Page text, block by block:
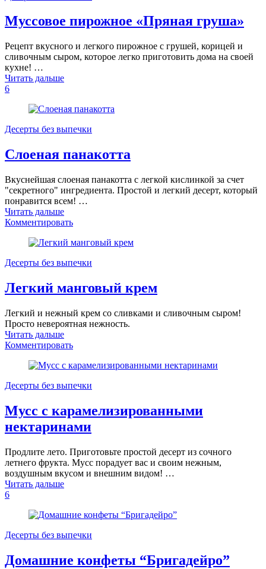
Муссовое пирожное «Пряная груша»
Рецепт вкусного и легкого пирожное с грушей, корицей и
сливочным сыром, которое легко приготовить дома на своей
кухне! …
Читать дальше
6
Десерты без выпечки
Слоеная панакотта
Вкуснейшая слоеная панакотта с легкой кислинкой за счет
"секретного" ингредиента. Простой и легкий десерт, который
понравится всем! …
Читать дальше
Комментировать
Десерты без выпечки
Легкий манговый крем
Легкий и нежный крем со сливками и сливочным сыром!
Просто невероятная нежность.
Читать дальше
Комментировать
Десерты без выпечки
Мусс с карамелизированными
нектаринами
Продлите лето. Приготовьте простой десерт из сочного
летнего фрукта. Мусс порадует вас и своим нежным,
воздушным вкусом и внешним видом! …
Читать дальше
6
Десерты без выпечки
Домашние конфеты “Бригадейро”